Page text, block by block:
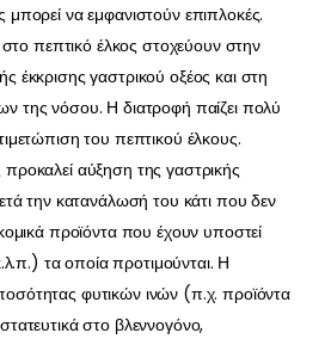
να εμφανιστούν επιπλοκές.
στο πεπτικό έλκος στοχεύουν στην
έκκρισης γαστρικού οξέος και στη
της νόσου. Η διατροφή παίζει πολύ
του πεπτικού έλκους.
αύξηση της γαστρικής
την κατανάλωσή του κάτι που δεν
προϊόντα που έχουν υποστεί
τα οποία προτιμούνται. Η
φυτικών ινών (π.χ. προϊόντα
στο βλεννογόνο,